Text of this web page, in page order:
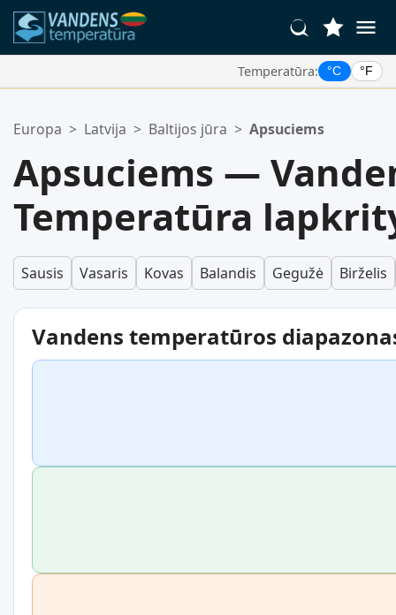
Temperatūra: °C °F
Jūsų mėgstamiausių sąrašas yra tuščias.
Europa > Latvija > Baltijos jūra > Apsuciems
Apsuciems —
Temperatūra
Sausis Vasaris Kovas Balandis Gegužė Birželis
Vandens temperatūros